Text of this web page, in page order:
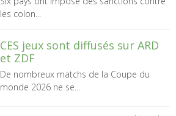
les colon...
CES jeux sont diffusés sur ARD
et ZDF
De nombreux matchs de la Coupe du
monde 2026 ne se...